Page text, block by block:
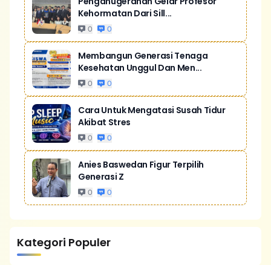
Kehormatan Dari Sill...
0 0
Membangun Generasi Tenaga
Kesehatan Unggul Dan Men...
0 0
Cara Untuk Mengatasi Susah Tidur
Akibat Stres
0 0
Anies Baswedan Figur Terpilih
Generasi Z
0 0
Kategori Populer